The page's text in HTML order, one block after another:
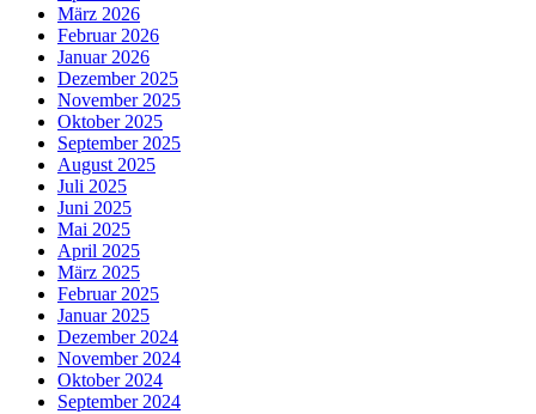
März 2026
Februar 2026
Januar 2026
Dezember 2025
November 2025
Oktober 2025
September 2025
August 2025
Juli 2025
Juni 2025
Mai 2025
April 2025
März 2025
Februar 2025
Januar 2025
Dezember 2024
November 2024
Oktober 2024
September 2024